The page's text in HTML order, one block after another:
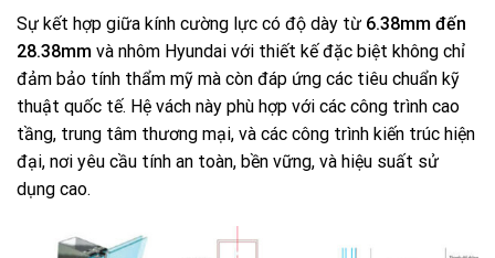
Sự kết hợp giữa kính cường lực có độ dày từ 6.38mm đến
28.38mm và nhôm Hyundai với thiết kế đặc biệt không chỉ
đảm bảo tính thẩm mỹ mà còn đáp ứng các tiêu chuẩn kỹ
thuật quốc tế. Hệ vách này phù hợp với các công trình cao
tầng, trung tâm thương mại, và các công trình kiến trúc hiện
đại, nơi yêu cầu tính an toàn, bền vững, và hiệu suất sử
dụng cao.